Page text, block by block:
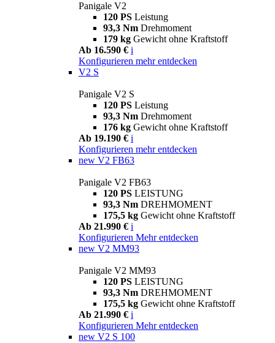
Panigale V2
120 PS Leistung
93,3 Nm Drehmoment
179 kg Gewicht ohne Kraftstoff
Ab 16.590 € i
Konfigurieren mehr entdecken
V2 S
Panigale V2 S
120 PS Leistung
93,3 Nm Drehmoment
176 kg Gewicht ohne Kraftstoff
Ab 19.190 € i
Konfigurieren mehr entdecken
new V2 FB63
Panigale V2 FB63
120 PS LEISTUNG
93,3 Nm DREHMOMENT
175,5 kg Gewicht ohne Kraftstoff
Ab 21.990 € i
Konfigurieren Mehr entdecken
new V2 MM93
Panigale V2 MM93
120 PS LEISTUNG
93,3 Nm DREHMOMENT
175,5 kg Gewicht ohne Kraftstoff
Ab 21.990 € i
Konfigurieren Mehr entdecken
new V2 S 100